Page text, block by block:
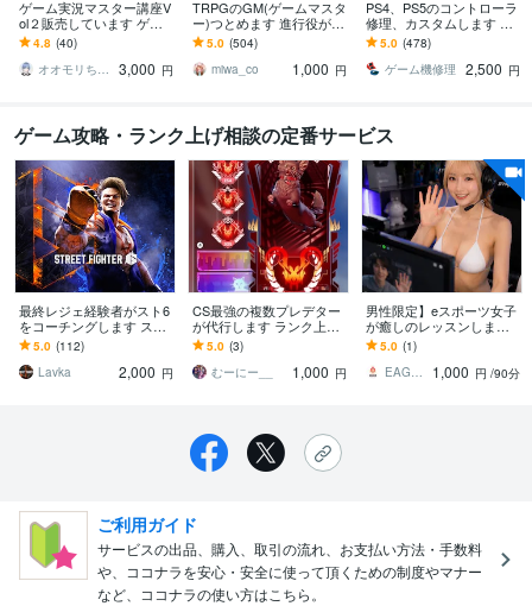
ゲーム実況マスター講座V
ol２販売しています ゲー
ム実況やライブ配信の基
礎をマスターしよう
4.8 (40)
オオモリちゃん
3,000 円
TRPGのGM(ゲームマスタ
ー)つとめます 進行役がい
ない！やってみたいけど
機会がない…という方へ
5.0 (504)
miwa_co
1,000 円
PS4、PS5のコントローラ
修理、カスタムします 勝
手に動く、ボタンが効か
ない、バッテリの持ちが
悪い等
5.0 (478)
ゲーム機修理
2,500 円
ゲーム攻略・ランク上げ相談の定番サービス
最終レジェ経験者がスト6
をコーチングします スト
リートファイター6(スト6)
のコーチングを行いま
す！
5.0 (112)
Lavka
2,000 円
CS最強の複数プレデター
が代行します ランク上
げ、ダブハンや爪痕の代
行を致します！
5.0 (3)
むーにー__
1,000 円
男性限定】eスポーツ女子
が癒しのレッスンします
夜のeスポーツタイムの究
極の癒し、ゲームのお手
伝い♡
5.0 (1)
EAGER札幌
1,000 円 /90分
ご利用ガイド
サービスの出品、購入、取引の流れ、お支払い方法・手数料
や、ココナラを安心・安全に使って頂くための制度やマナー
など、ココナラの使い方はこちら。